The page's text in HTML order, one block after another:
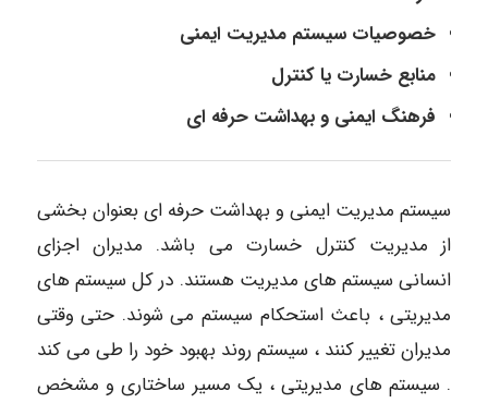
خصوصیات سیستم مدیریت ایمنی
منابع خسارت یا کنترل
فرهنگ ایمنی و بهداشت حرفه ای
سیستم مدیریت ایمنی و بهداشت حرفه ای بعنوان بخشی
از مدیریت کنترل خسارت می باشد. مدیران اجزای
انسانی سیستم های مدیریت هستند. در کل سیستم های
مدیریتی ، باعث استحکام سیستم می شوند. حتی وقتی
مدیران تغییر کنند ، سیستم روند بهبود خود را طی می کند
. سیستم های مدیریتی ، یک مسیر ساختاری و مشخص